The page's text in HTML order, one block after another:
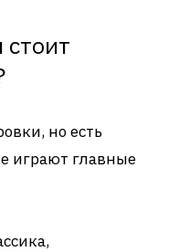
но есть
играют главные